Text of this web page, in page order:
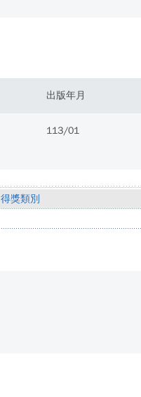
出版年月
113/01
得獎類別